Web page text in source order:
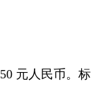
元人民币。标